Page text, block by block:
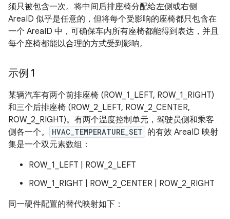
须只被包含一次。将中间后排座椅分配给左侧或右侧
AreaID 似乎是任意的，但将每个受影响的座椅都只包含在
一个 AreaID 中，可确保车内所有座椅都能得到表达，并且
每个座椅都能以合理的方式受到影响。
示例 1
某辆汽车有两个前排座椅 (ROW_1_LEFT, ROW_1_RIGHT)
和三个后排座椅 (ROW_2_LEFT, ROW_2_CENTER,
ROW_2_RIGHT)。有两个温度控制单元，驾驶员侧和乘客
侧各一个。
HVAC_TEMPERATURE_SET 的有效 AreaID 映射
集是一个双元素数组：
ROW_1_LEFT | ROW_2_LEFT
ROW_1_RIGHT | ROW_2_CENTER | ROW_2_RIGHT
同一硬件配置的替代映射如下：